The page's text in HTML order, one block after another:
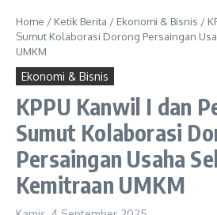
Home / Ketik Berita / Ekonomi & Bisnis /
Sumut Kolaborasi Dorong Persaingan
UMKM
Ekonomi & Bisnis
KPPU Kanwil I dan
Sumut Kolaborasi
Persaingan Usaha
Kemitraan UMKM